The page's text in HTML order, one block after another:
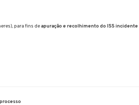
para fins deapuração e recolhimento do ISS